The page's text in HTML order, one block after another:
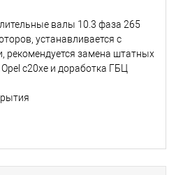
валы 10.3 фаза 265
устанавливается с
рекомендуется замена штатных
c20xe и доработка ГБЦ